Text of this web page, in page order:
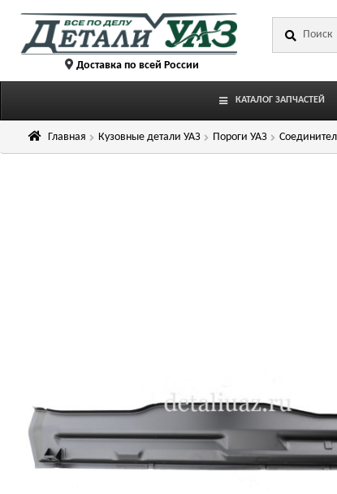
Перейти
Перейти
содержимому Доставка по всей России
КАТАЛОГ ЗАПЧАСТЕЙ
Главная Кузовные детали УАЗ Пороги УАЗ